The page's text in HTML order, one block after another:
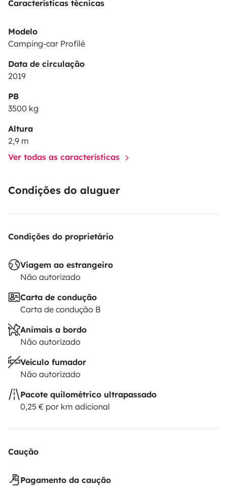
Características técnicas
Modelo
Camping-car Profilé
Data de circulação
2019
PB
3500 kg
Altura
2,9 m
Ver todas as características
Condições do aluguer
Condições do proprietário
Viagem ao estrangeiro
Não autorizado
Carta de condução
Carta de condução B
Animais a bordo
Não autorizado
Veículo fumador
Não autorizado
Pacote quilométrico ultrapassado
0,25 € por km adicional
Caução
Pagamento da caução